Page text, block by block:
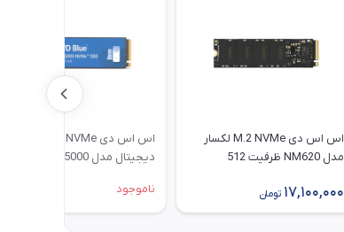
اس اس دی M.2 NVMe لکسار
مدل NM620 ظرفیت 512
17,100,000 تومان
دیجیتال مدل WD Blue SN5000
ناموجود